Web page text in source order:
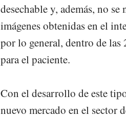
desechable y, además, no
imágenes obtenidas en el
por lo general, dentro de las
para el paciente.
Con el desarrollo de este
nuevo mercado en el sector